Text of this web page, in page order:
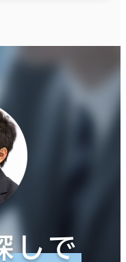
しで